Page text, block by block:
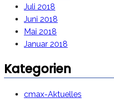
Juli 2018
Juni 2018
Mai 2018
Januar 2018
Kategorien
cmax-Aktuelles